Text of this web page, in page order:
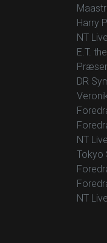
Harry
NT
E.T.
DR
NT
Tokyo
NT